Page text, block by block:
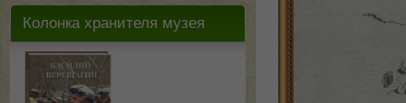
Колонка хранителя музея